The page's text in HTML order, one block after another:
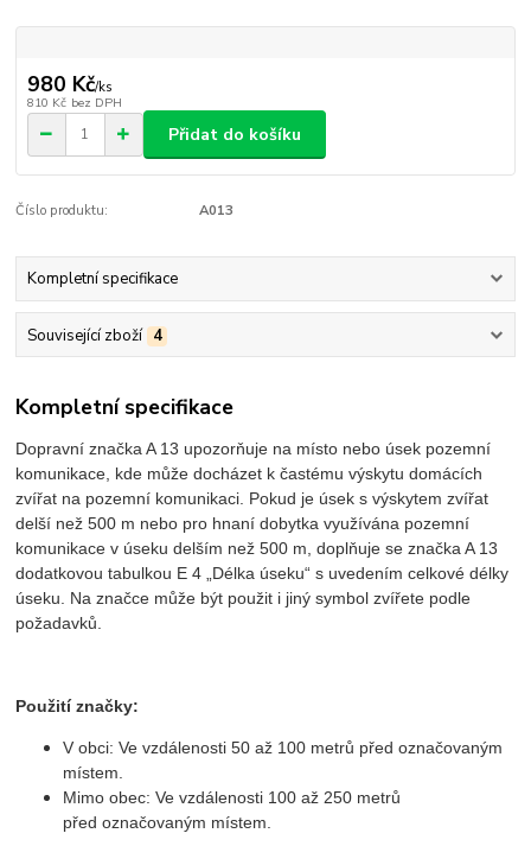
980 Kč/ks
810 Kč bez DPH
Přidat do košíku
Číslo produktu: A013
Kompletní specifikace
Související zboží 4
Kompletní specifikace
Dopravní značka A 13 upozorňuje na místo nebo úsek pozemní
komunikace, kde může docházet k častému výskytu domácích
zvířat na pozemní komunikaci. Pokud je úsek s výskytem zvířat
delší než 500 m nebo pro hnaní dobytka využívána pozemní
komunikace v úseku delším než 500 m, doplňuje se značka A 13
dodatkovou tabulkou E 4 „Délka úseku“ s uvedením celkové délky
úseku. Na značce může být použit i jiný symbol zvířete podle
požadavků.
Použití značky:
V obci: Ve vzdálenosti 50 až 100 metrů před označovaným
místem.
Mimo obec: Ve vzdálenosti 100 až 250 metrů
před označovaným místem.